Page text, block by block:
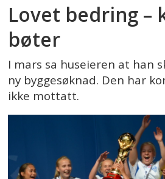
Lovet bedring –
bøter
I mars sa huseieren at han
ny byggesøknad. Den har
ikke mottatt.